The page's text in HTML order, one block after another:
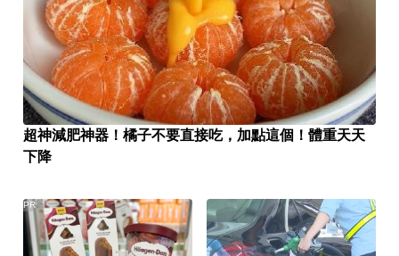
超神減肥神器！橘子不要直接吃，加點這個！體重天天
下降
PR